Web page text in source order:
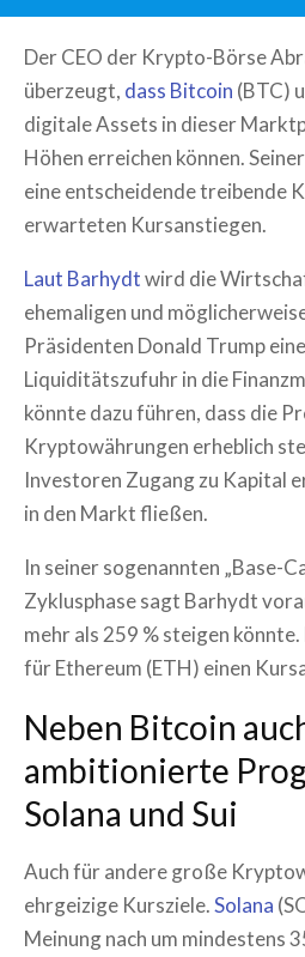
Der CEO der Krypto-Börse
überzeugt, dass Bitcoin (BTC)
digitale Assets in dieser
Höhen erreichen können.
eine entscheidende treibende
erwarteten Kursanstiegen.
Laut Barhydtwird die
ehemaligen und
Präsidenten Donald Trump
Liquiditätszufuhr in die
könnte dazu führen, dass die
Kryptowährungen erheblich
Investoren Zugang zu Kapital
in den Markt fließen.
In seiner sogenannten „Base-
Zyklusphase sagt Barhydt
mehr als 259 % steigen
für Ethereum (ETH) einen
Neben Bitcoin
ambitionierte
Solana und Sui
Auch für andere große
ehrgeizige Kursziele.Solana
Meinung nach um mindestens